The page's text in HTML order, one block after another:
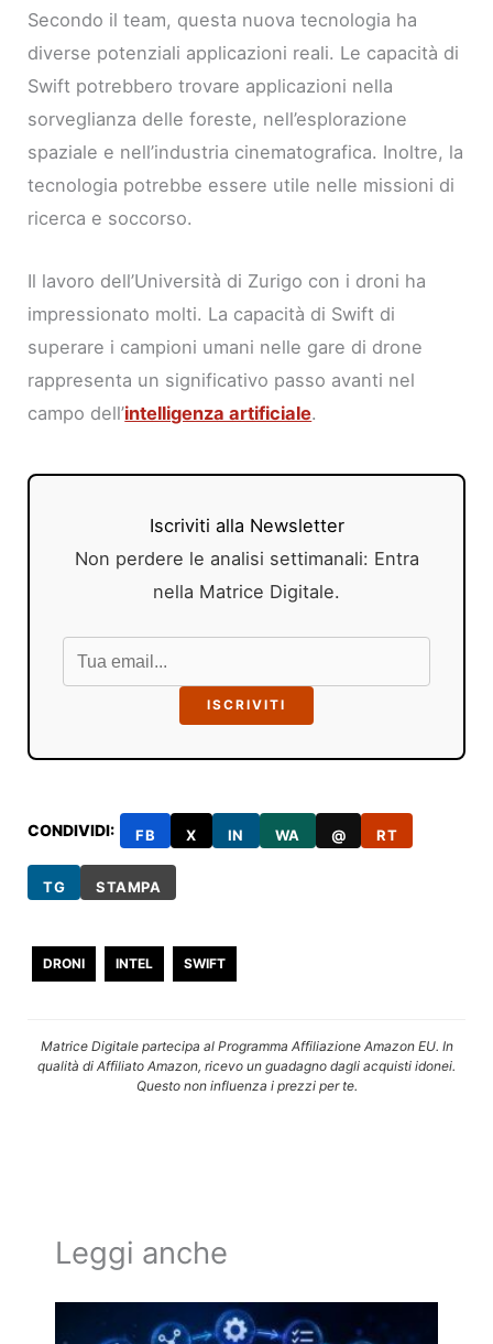
Secondo il team, questa nuova tecnologia ha
diverse potenziali applicazioni reali. Le capacità di
Swift potrebbero trovare applicazioni nella
sorveglianza delle foreste, nell’esplorazione
spaziale e nell’industria cinematografica. Inoltre, la
tecnologia potrebbe essere utile nelle missioni di
ricerca e soccorso.
Il lavoro dell’Università di Zurigo con i droni ha
impressionato molti. La capacità di Swift di
superare i campioni umani nelle gare di drone
rappresenta un significativo passo avanti nel
campo dell’intelligenza artificiale.
Iscriviti alla Newsletter
Non perdere le analisi settimanali: Entra
nella Matrice Digitale.
ISCRIVITI
CONDIVIDI: FB X IN WA @ RT
TG STAMPA
DRONI INTEL SWIFT
Matrice Digitale partecipa al Programma Affiliazione Amazon EU. In
qualità di Affiliato Amazon, ricevo un guadagno dagli acquisti idonei.
Questo non influenza i prezzi per te.
Leggi anche